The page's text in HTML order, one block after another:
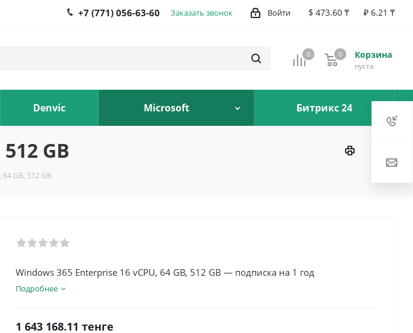
$ 473.60 ₸ ₽ 6.21 ₸
Войти
+7 (771) 056-63-60 Заказать звонок
0 Корзина
0
пуста
0
Denvic Microsoft Битрикс 24
GB
GB, 512 GB
Windows 365 Enterprise 16 vCPU, 64 GB, 512 GB — подписка на 1 год
Подробнее
1 643 168.11 тенге